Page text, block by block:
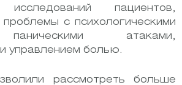
пациентов,
с психологическими
атаками,
управлением болью.
рассмотреть больше